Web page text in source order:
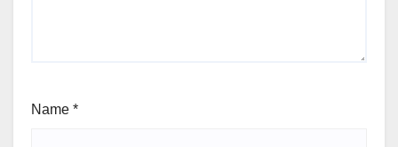
Name *